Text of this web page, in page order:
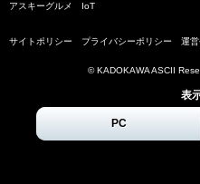
アスキーグルメ IoT
サイトポリシー プライバシーポリシー 運
© KADOKAWA ASCII
表
PC